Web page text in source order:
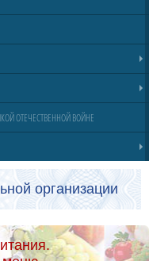
ОТЕЧЕСТВЕННОЙ ВОЙНЕ
организации